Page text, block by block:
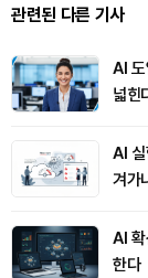
관련된 다른 기사
AI 도
넓힌
AI 실
겨가
AI 확
한다